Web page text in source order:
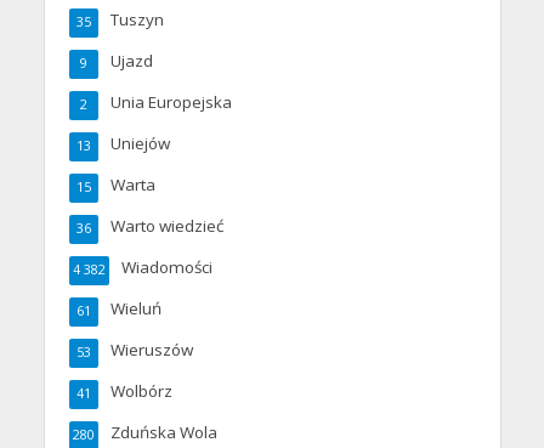
Tuszyn
35
Ujazd
9
Unia Europejska
2
Uniejów
13
Warta
15
Warto wiedzieć
36
Wiadomości
4 382
Wieluń
61
Wieruszów
53
Wolbórz
41
Zduńska Wola
280